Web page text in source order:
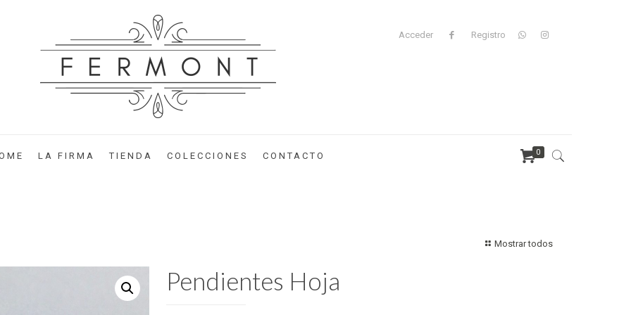
LA FIRMA TIENDA COLECCIONES CONTACTO
Acceder Registro
0
Mostrar todos
Pendientes Hoja